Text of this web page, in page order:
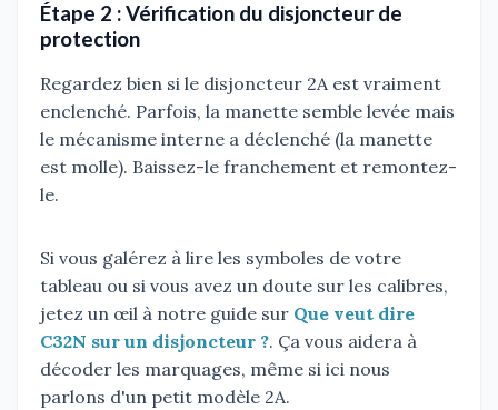
Étape 2 : Vérification du disjoncteur de
protection
Regardez bien si le disjoncteur 2A est vraiment
enclenché. Parfois, la manette semble levée mais
le mécanisme interne a déclenché (la manette
est molle). Baissez-le franchement et remontez-
le.
Si vous galérez à lire les symboles de votre
tableau ou si vous avez un doute sur les calibres,
jetez un œil à notre guide sur Que veut dire
C32N sur un disjoncteur ?. Ça vous aidera à
décoder les marquages, même si ici nous
parlons d'un petit modèle 2A.